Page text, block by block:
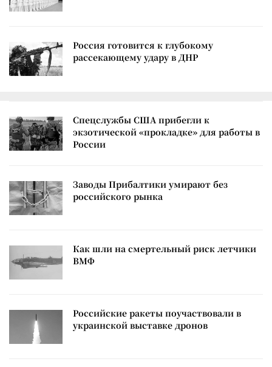
Россия готовится к глубокому
рассекающему удару в ДНР
Спецслужбы США прибегли к
экзотической «прокладке» для работы в
России
Заводы Прибалтики умирают без
российского рынка
Как шли на смертельный риск летчики
ВМФ
Российские ракеты поучаствовали в
украинской выставке дронов